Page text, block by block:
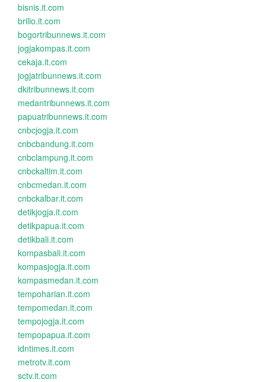
bisnis.it.com
brilio.it.com
bogortribunnews.it.com
jogjakompas.it.com
cekaja.it.com
jogjatribunnews.it.com
dkitribunnews.it.com
medantribunnews.it.com
papuatribunnews.it.com
cnbcjogja.it.com
cnbcbandung.it.com
cnbclampung.it.com
cnbckaltim.it.com
cnbcmedan.it.com
cnbckalbar.it.com
detikjogja.it.com
detikpapua.it.com
detikbali.it.com
kompasbali.it.com
kompasjogja.it.com
kompasmedan.it.com
tempoharian.it.com
tempomedan.it.com
tempojogja.it.com
tempopapua.it.com
idntimes.it.com
metrotv.it.com
sctv.it.com